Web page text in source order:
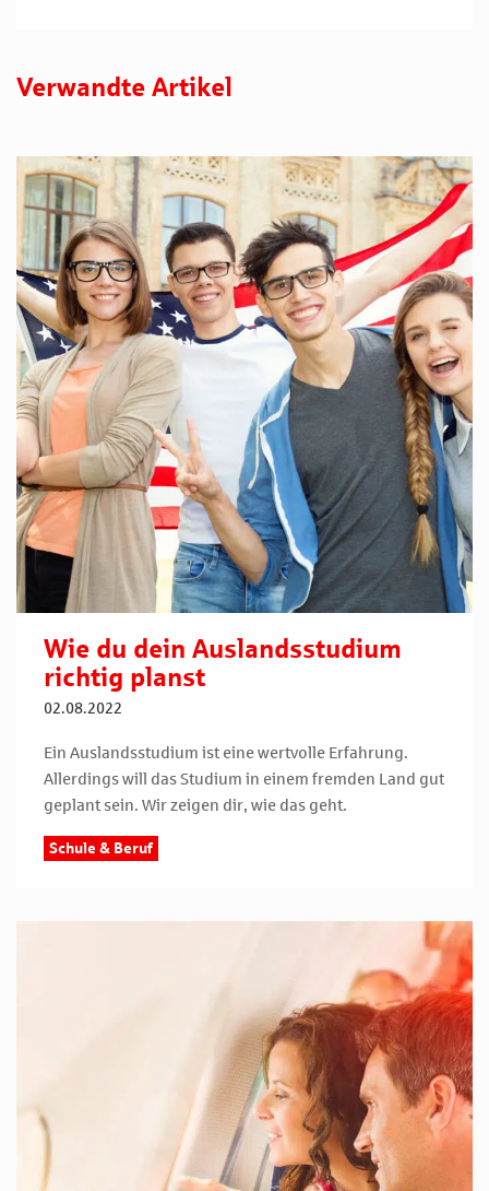
Verwandte Artikel
Wie du dein Auslandsstudium
richtig planst
02.08.2022
Ein Auslandsstudium ist eine wertvolle Erfahrung.
Allerdings will das Studium in einem fremden Land gut
geplant sein. Wir zeigen dir, wie das geht.
Schule & Beruf